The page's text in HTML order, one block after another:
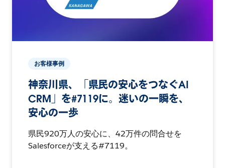
お客様事例
神奈川県、「県民の安心をつなぐAI
CRM」を#7119に。迷いの一瞬を、
安心の一歩
県民920万人の安心に、42万件の問合せを
Salesforceが支える#7119。